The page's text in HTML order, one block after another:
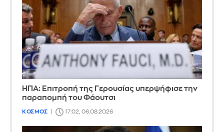
ΗΠΑ: Επιτροπή της Γερουσίας υπερψήφισε την
παραπομπή του Φάουτσι
ΚΟΣΜΟΣ 17:02, 06.08.2026